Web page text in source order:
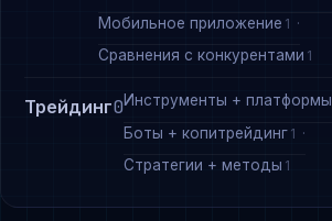
Мобильное приложение 1
Сравнения с конкурентами 1
Трейдинг0Инструменты + платформы
Боты + копитрейдинг 1
Стратегии + методы 1